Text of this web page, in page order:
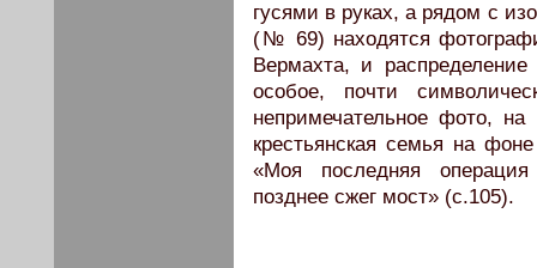
гусями в руках, а рядом с
(№ 69) находятся
Вермахта, и
особое, почти
непримечательное фото,
крестьянская семья на
«Моя последняя
позднее сжег мост» (с.105).